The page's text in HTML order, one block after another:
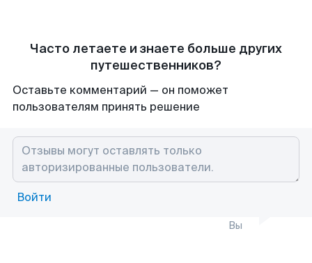
Часто летаете и знаете больше других
путешественников?
Оставьте комментарий — он поможет
пользователям принять решение
Войти
Вы